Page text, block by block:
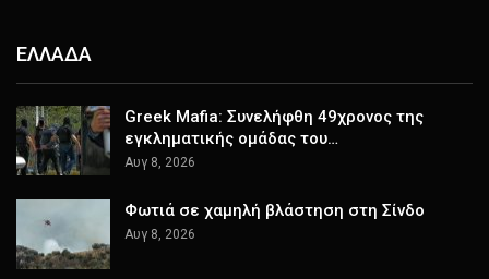
ΕΛΛΑΔΑ
Greek Mafia: Συνελήφθη 49χρονος της
εγκληματικής ομάδας του…
Αυγ 8, 2026
Φωτιά σε χαμηλή βλάστηση στη Σίνδο
Αυγ 8, 2026